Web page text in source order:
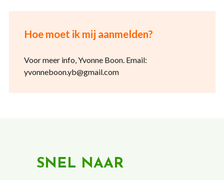
Hoe moet ik mij aanmelden?
Voor meer info, Yvonne Boon. Email:
yvonneboon.yb@gmail.com
SNEL NAAR